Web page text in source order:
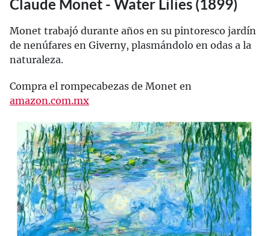
Claude Monet - Water Lilies (1899)
Monet trabajó durante años en su pintoresco jardín
de nenúfares en Giverny, plasmándolo en odas a la
naturaleza.
Compra el rompecabezas de Monet en
amazon.com.mx